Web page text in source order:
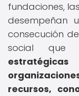
fundaciones,
desempeñan
consecución
social que
recursos,